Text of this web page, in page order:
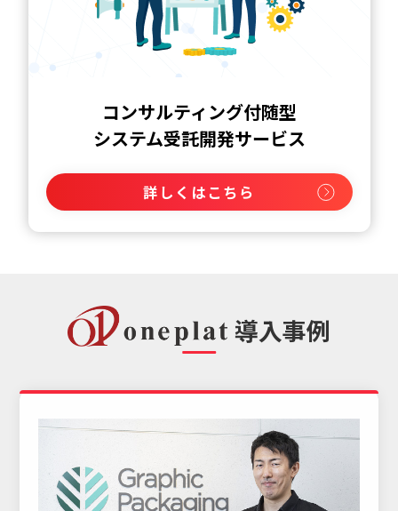
コンサルティング付随型
システム受託開発サービス
詳しくはこちら
導入事例